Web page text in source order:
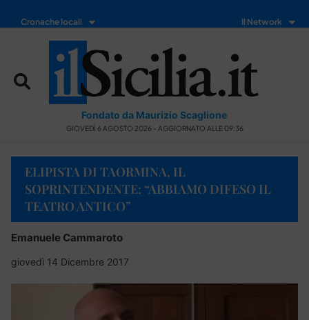
Cronache locali Il Network
Fondato da Maurizio Scaglione
GIOVEDÌ 6 AGOSTO 2026 - AGGIORNATO ALLE 09:36
ELIPISTA DI TAORMINA, IL
SOPRINTENDENTE: “ABBIAMO DIFESO IL
TEATRO ANTICO”
Emanuele Cammaroto
giovedì 14 Dicembre 2017